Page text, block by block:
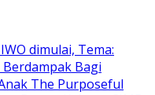
dimulai, Tema:
Bagi
The Purposeful